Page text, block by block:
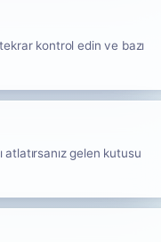
kontrol edin ve bazı
gelen kutusu